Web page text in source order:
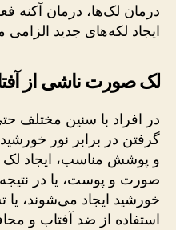
درمان لک‌ها، درمان آکنه
ایجاد لکه‌های جدید
لک صورت ناشی از
در افراد با سنین مختلف
گرفتن در برابر نور
و پوشش مناسب، ایجاد لک
صورت و پوست، یا در نتیجه
خورشید ایجاد می‌شوند،
استفاده از ضد آفتاب و